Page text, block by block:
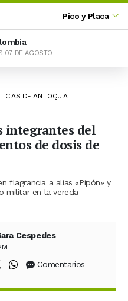
Pico y Placa
07 DE AGOSTO
DE ANTIOQUIA
integrantes del
de dosis de
flagrancia a alias «Pipón» y
militar en la vereda
Cespedes
en Facebook
Compartir en X (Twitter)
Compartir en WhatsApp
Comentarios